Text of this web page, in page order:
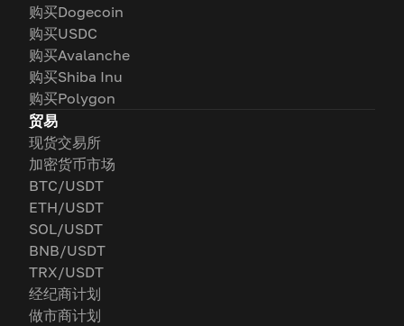
购买Dogecoin
购买USDC
购买Avalanche
购买Shiba Inu
购买Polygon
贸易
现货交易所
加密货币市场
BTC/USDT
ETH/USDT
SOL/USDT
BNB/USDT
TRX/USDT
经纪商计划
做市商计划